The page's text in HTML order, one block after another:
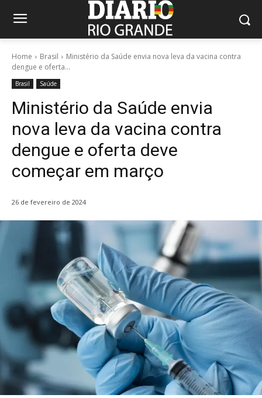
Home Brasil
Ministério da Saúde envia nova leva da vacina contra
dengue e oferta...
Brasil Saúde
Ministério da Saúde envia
nova leva da vacina contra
dengue e oferta deve
começar em março
26 de fevereiro de 2024